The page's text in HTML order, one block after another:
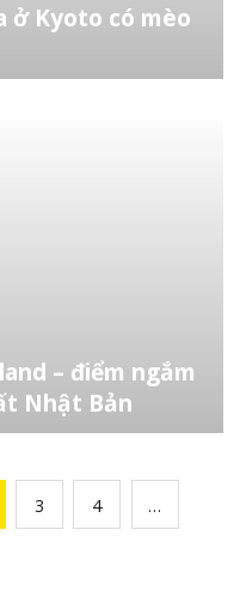
ở Kyoto có mèo
– điểm ngắm
Nhật Bản
3 4 …